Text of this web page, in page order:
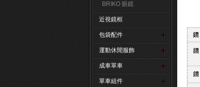
BRIKO 眼鏡
近視鏡框
包袋配件
運動休閒服飾
成車單車
單車組件